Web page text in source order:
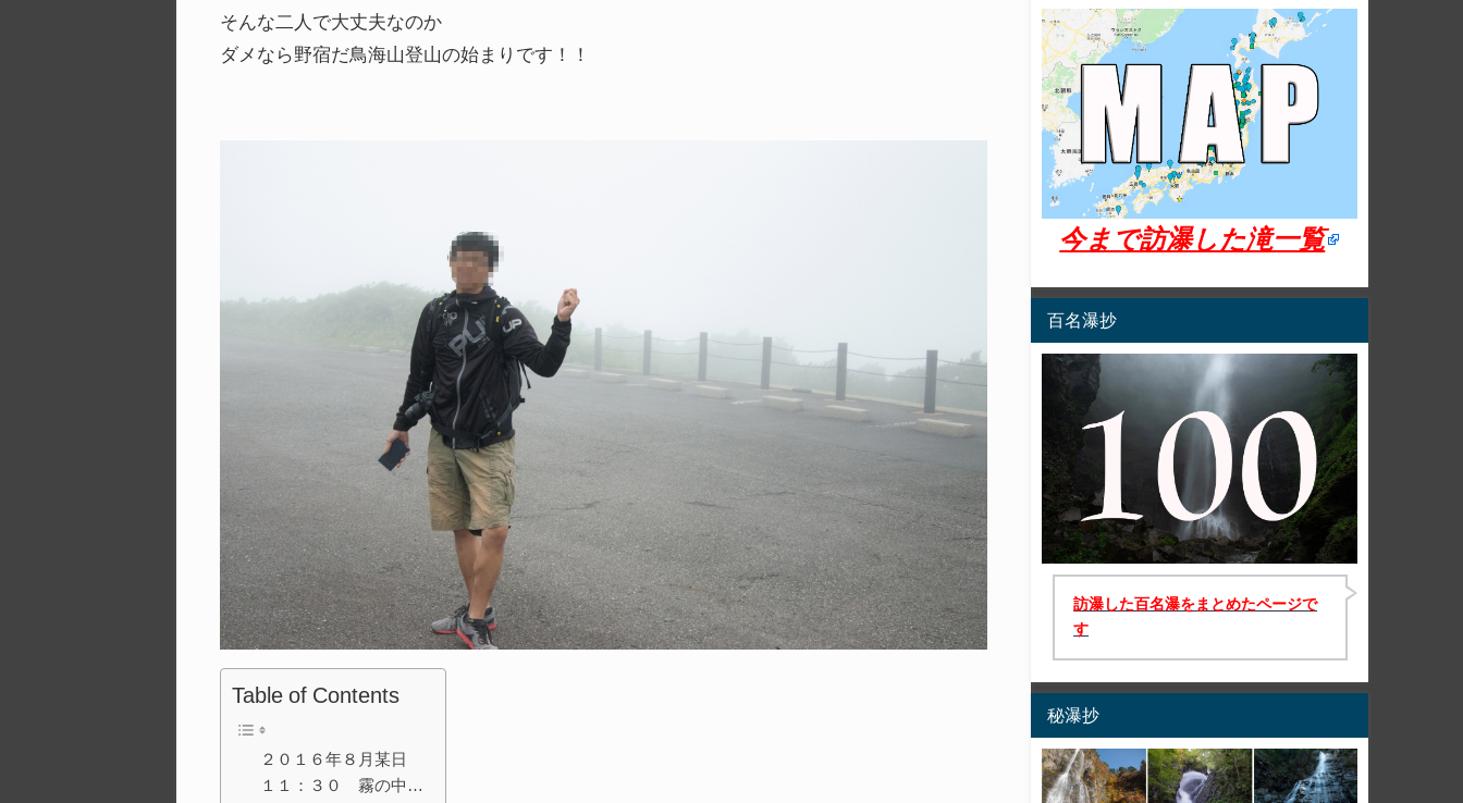
そんな二人で大丈夫なのか
ダメなら野宿だ鳥海山登山の始まりです！！
Table of Contents
２０１６年８月某日
１１：３０ 霧の中…
今まで訪瀑した滝一覧
百名瀑抄
訪瀑した百名瀑をまとめたページで
す
秘瀑抄